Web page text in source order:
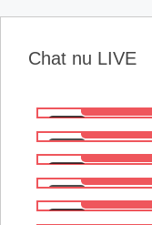
Chat nu LIVE